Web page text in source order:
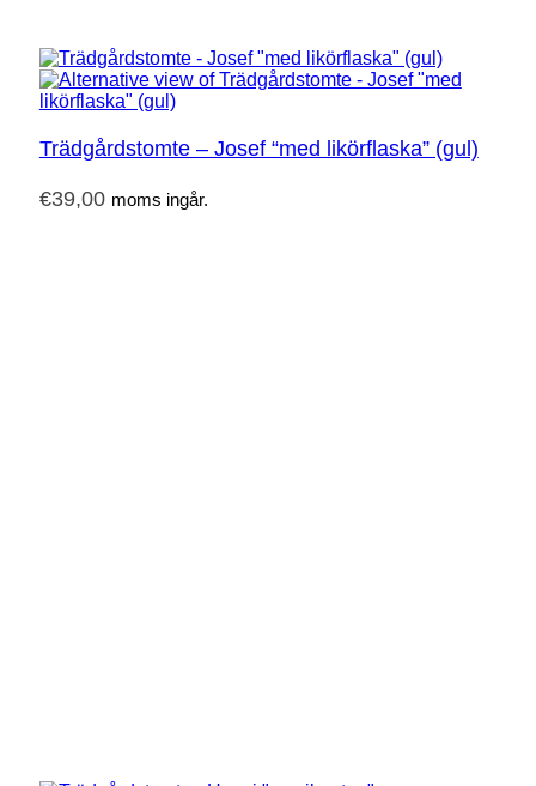
Trädgårdstomte – Josef “med likörflaska” (gul)
€39,00 moms ingår.